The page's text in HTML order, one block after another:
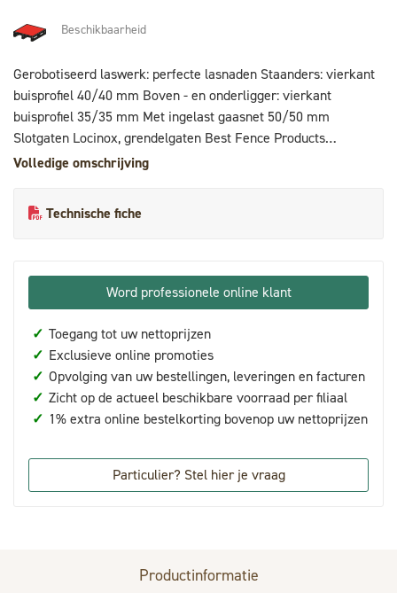
Beschikbaarheid
Gerobotiseerd laswerk: perfecte lasnaden Staanders: vierkant
buisprofiel 40/40 mm Boven - en onderligger: vierkant
buisprofiel 35/35 mm Met ingelast gaasnet 50/50 mm
Slotgaten Locinox, grendelgaten Best Fence Products
Tuinpoortslot Locinox + vanger + aluminium kruk + 3 sleutels
poortpalen 60mm incl. doppen Warmbad verzinkt +
coatingsgeschikt gemaakt Voorzien van ovengebakken
PVC beschermhoekjes
Volledige omschrijving
Technische fiche
Word professionele online klant
✓ Toegang tot uw nettoprijzen
✓ Exclusieve online promoties
✓ Opvolging van uw bestellingen, leveringen en facturen
✓ Zicht op de actueel beschikbare voorraad per filiaal
✓ 1% extra online bestelkorting bovenop uw nettoprijzen
Particulier? Stel hier je vraag
Productinformatie